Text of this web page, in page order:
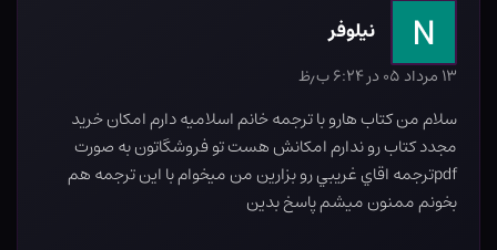
نيلوفر
۱۳ مرداد ۰۵ در ۶:۲۴ ب٫ظ
سلام من كتاب هارو با ترجمه خانم اسلاميه دارم امكان خريد
مجدد كتاب رو ندارم امكانش هست تو فروشگاتون به صورت
pdfترجمه اقاي غريبي رو بزارين من ميخوام با اين ترجمه هم
بخونم ممنون ميشم پاسخ بدين